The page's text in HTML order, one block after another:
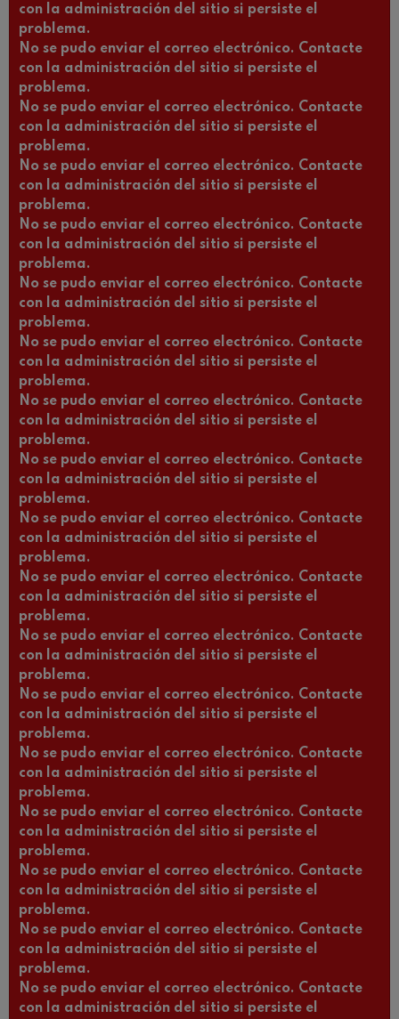
con la administración del sitio si persiste el
problema.
No se pudo enviar el correo electrónico. Contacte
con la administración del sitio si persiste el
problema.
No se pudo enviar el correo electrónico. Contacte
con la administración del sitio si persiste el
problema.
No se pudo enviar el correo electrónico. Contacte
con la administración del sitio si persiste el
problema.
No se pudo enviar el correo electrónico. Contacte
con la administración del sitio si persiste el
problema.
No se pudo enviar el correo electrónico. Contacte
con la administración del sitio si persiste el
problema.
No se pudo enviar el correo electrónico. Contacte
con la administración del sitio si persiste el
problema.
No se pudo enviar el correo electrónico. Contacte
con la administración del sitio si persiste el
problema.
No se pudo enviar el correo electrónico. Contacte
con la administración del sitio si persiste el
problema.
No se pudo enviar el correo electrónico. Contacte
con la administración del sitio si persiste el
problema.
No se pudo enviar el correo electrónico. Contacte
con la administración del sitio si persiste el
problema.
No se pudo enviar el correo electrónico. Contacte
con la administración del sitio si persiste el
problema.
No se pudo enviar el correo electrónico. Contacte
con la administración del sitio si persiste el
problema.
No se pudo enviar el correo electrónico. Contacte
con la administración del sitio si persiste el
problema.
No se pudo enviar el correo electrónico. Contacte
con la administración del sitio si persiste el
problema.
No se pudo enviar el correo electrónico. Contacte
con la administración del sitio si persiste el
problema.
No se pudo enviar el correo electrónico. Contacte
con la administración del sitio si persiste el
problema.
No se pudo enviar el correo electrónico. Contacte
con la administración del sitio si persiste el